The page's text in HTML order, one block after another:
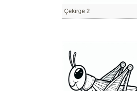
Çekirge 2